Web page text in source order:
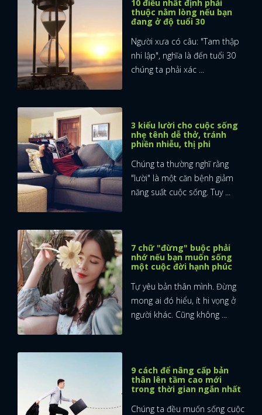
x
ĐĂNG NHẬP
10 điều nhất định phải
thuộc nằm lòng nếu bạn
đang ở độ tuổi 30
Người xưa có câu: "Tam thập
nhi lập", nghĩa là đến tuổi 30
chúng ta phải xác ...
3 kiểu lười cho cuộc sống
nhẹ tênh dễ thở, tránh
phiền nhiễu, thị phi
Chúng ta thường nghĩ rằng
"lười" là một căn bệnh giảm
năng suất cuộc sống. Tuy ...
7 chữ "đừng" buộc phải
nhớ nếu bạn muốn sống
một cuộc đời hạnh phúc
Tự yêu bản thân mình. Đừng
mong ai đó hiểu, ít hi vọng ở
người khác. Cũng không ...
9 cách để nâng cấp bản
thân lên tầm cao mới
trong thời gian ngắn nhất
Chúng ta đều muốn sống cuộc